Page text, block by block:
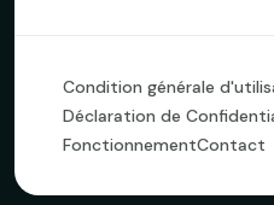
Condition générale
Déclaration de
FonctionnementContact